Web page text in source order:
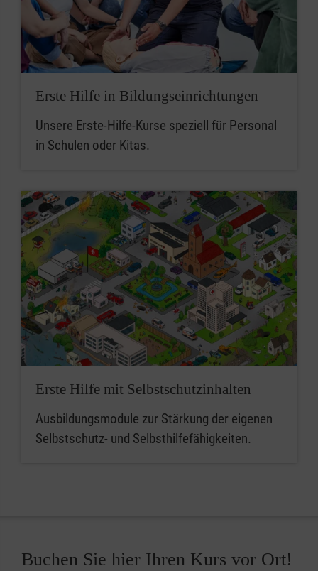
Erste Hilfe in Bildungseinrichtungen
Unsere Erste-Hilfe-Kurse speziell für Personal
in Schulen oder Kitas.
Erste Hilfe mit Selbstschutzinhalten
Ausbildungsmodule zur Stärkung der eigenen
Selbstschutz- und Selbsthilfefähigkeiten.
Buchen Sie hier Ihren Kurs vor Ort!